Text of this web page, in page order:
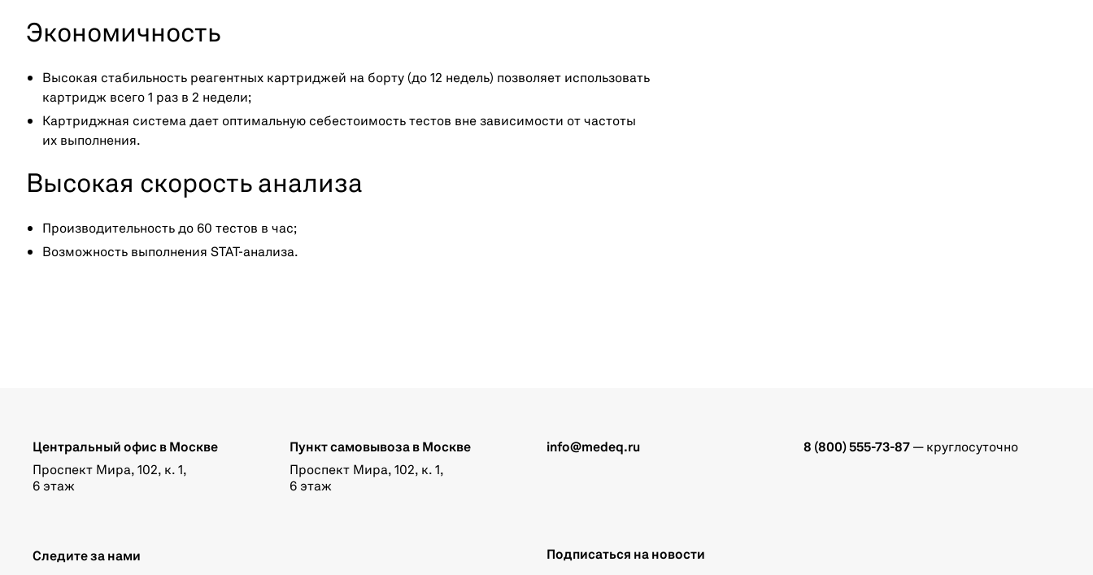
Экономичность
Высокая стабильность реагентных картриджей на борту (до 12 недель) позволяет использовать
картридж всего 1 раз в 2 недели;
Картриджная система дает оптимальную себестоимость тестов вне зависимости от частоты
их выполнения.
Высокая скорость анализа
Производительность до 60 тестов в час;
Возможность выполнения STAT-анализа.
info@medeq.ru 8 (800) 555-73-87 — круглосуточно
Центральный офис в Москве
Проспект Мира, 102, к. 1,
6 этаж
Пункт самовывоза в Москве
Проспект Мира, 102, к. 1,
6 этаж
Следите за нами Подписаться на новости